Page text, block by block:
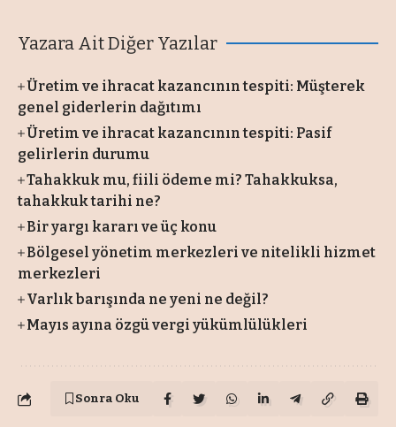
Yazara Ait Diğer Yazılar
Üretim ve ihracat kazancının tespiti: Müşterek
genel giderlerin dağıtımı
Üretim ve ihracat kazancının tespiti: Pasif
gelirlerin durumu
Tahakkuk mu, fiili ödeme mi? Tahakkuksa,
tahakkuk tarihi ne?
Bir yargı kararı ve üç konu
Bölgesel yönetim merkezleri ve nitelikli hizmet
merkezleri
Varlık barışında ne yeni ne değil?
Mayıs ayına özgü vergi yükümlülükleri
Sonra Oku